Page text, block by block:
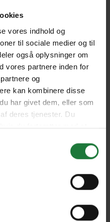
vores indhold og
til sociale medier og til
også oplysninger om
vores partnere inden for
og
kan kombinere disse
har givet dem, eller som
deres tjenester. Du
du fortsætter med at
Issue 14